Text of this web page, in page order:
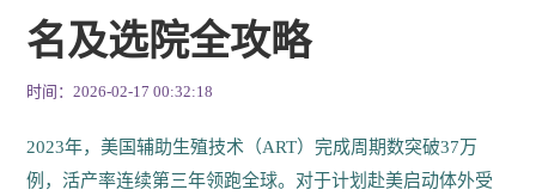
名及选院全攻略
时间：2026-02-17 00:32:18
2023年，美国辅助生殖技术（ART）完成周期数突破37万
例，活产率连续第三年领跑全球。对于计划赴美启动体外受